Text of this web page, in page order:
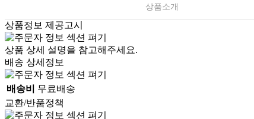
상품소개
상품정보 제공고시
상품 상세 설명을 참고해주세요.
배송 상세정보
배송비
무료배송
교환/반품정책